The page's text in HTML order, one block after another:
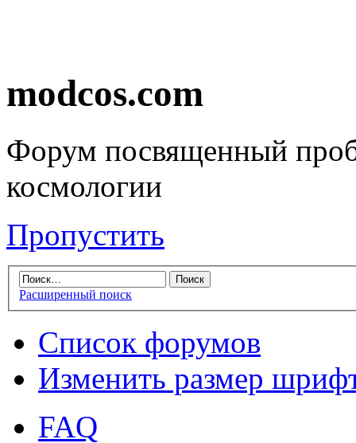
modcos.com
Форум посвященный
космологии
Пропустить
Расширенный поиск
Список форумов
Изменить размер
FAQ